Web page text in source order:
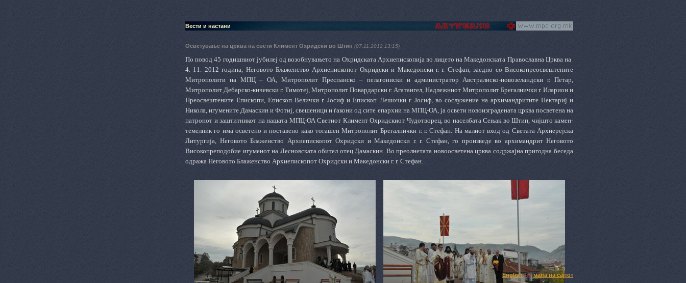
Вести и настани
Осветување на црква на свети Климент Охридски во Штип (07.11.2012 13:15)
По повод 45 годишниот јубилеј од возобнувањето на Охридската Архиепископија во лицето на Македонската Православна Црква на
4. 11. 2012 година, Неговото Блаженство Архиепископот Охридски и Македонски г. г. Стефан, заедно со Високопреосвештените
Митрополити на МПЦ – ОА, Митрополит Преспанско – пелагониски и администратор Австралиско-новозеландски г. Петар,
Митрополит Дебарско-кичевски г. Тимотеј, Митрополит Повардарски г. Агатангел, Надлежниот Митрополит Брегалнички г. Иларион и
Преосвештените Епископи, Епископ Велички г. Јосиф и Епископ Лешочки г. Јосиф, во сослужение на архимандритите Нектариј и
Никола, игумените Дамаскин и Фотиј, свешеници и ѓакони од сите епархии на МПЦ-ОА, ја освети новоизградената црква посветена на
патронот и заштитникот на нашата МПЦ-ОА Светиот Климент Охридскиот Чудотворец, во населбата Сењак во Штип, чијшто камен-
темелник го има осветено и поставено како тогашен Митрополит Брегалнички г. г. Стефан. На малиот вход од Светата Архиерејска
Литургија, Неговото Блаженство Архиепископот Охридски и Македонски г. г. Стефан, го произведе во архимандрит Неговото
Високопреподобие игуменот на Лесновската обител отец Дамаскин. Во преолнетата новоосветена црква содржајна пригодна беседа
одража Неговото Блаженство Архиепископот Охридски и Македонски г. г. Стефан.
English мапа на сајтот